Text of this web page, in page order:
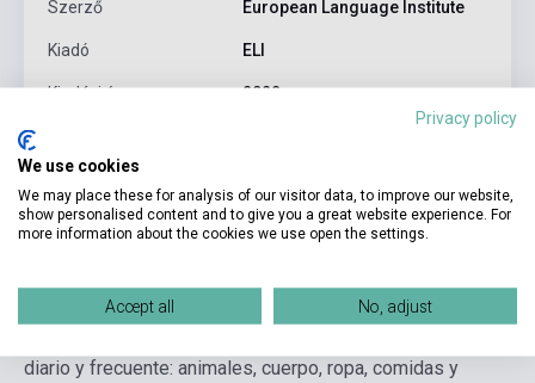
Szerző European Language Institute
Kiadó ELI
Kiadási év 2022
diario y frecuente: animales, cuerpo, ropa, comidas y
Privacy policy
We use cookies
We may place these for analysis of our visitor data, to improve our website,
show personalised content and to give you a great website experience. For
more information about the cookies we use open the settings.
Accept all No, adjust